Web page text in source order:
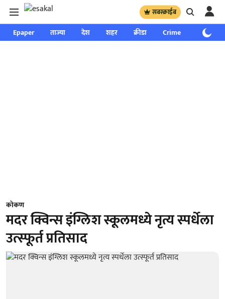
सबस्क्राईब
Epaper ताज्या देश शहर क्रीडा Crime साप्ताहिक
कोकण
मदर क्विन्स इंग्लिश स्कूलमध्ये नृत्य स्पर्धेला
उत्स्फूर्त प्रतिसाद